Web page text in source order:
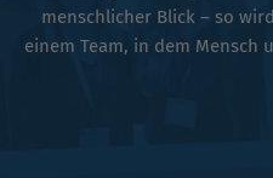
menschlicher Blick – so
einem Team, in dem Mensch